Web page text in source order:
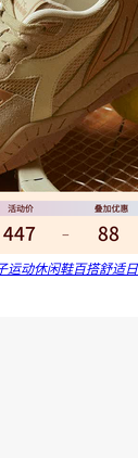
运动休闲鞋百搭舒适